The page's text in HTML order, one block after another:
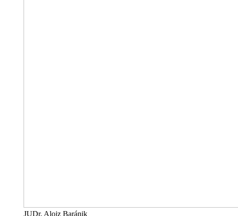
JUDr. Alojz Baránik